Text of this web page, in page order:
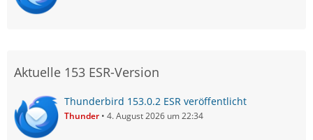
Aktuelle 153 ESR-Version
Thunderbird 153.0.2 ESR veröffentlicht
Thunder 4. August 2026 um 22:34